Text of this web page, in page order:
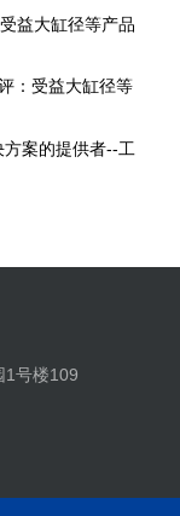
益大缸径等产品
：受益大缸径等
案的提供者--工
1号楼109